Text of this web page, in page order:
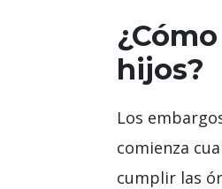
hijos?
Los
comienza
cumplir las